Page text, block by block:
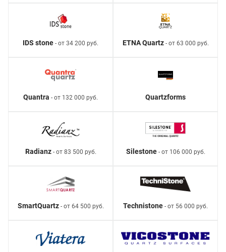
IDS stone - от 34 200 руб. ETNA Quartz- от 63 000 руб.
Quantra - от 132 000 руб. Quartzforms
Radianz- от 83 500 руб. Silestone- от 106 000 руб.
SmartQuartz- от 64 500 руб. Technistone - от 56 000 руб.